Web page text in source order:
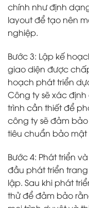
chính như định
layout để tạo nên
nghiệp.
Bước 3: Lập kế
giao diện được
hoạch phát triển
Công ty sẽ xác
trình cần thiết để
công ty sẽ đảm
tiêu chuẩn bảo mật
Bước 4: Phát triển
đầu phát triển
lập. Sau khi phát
thử để đảm bảo